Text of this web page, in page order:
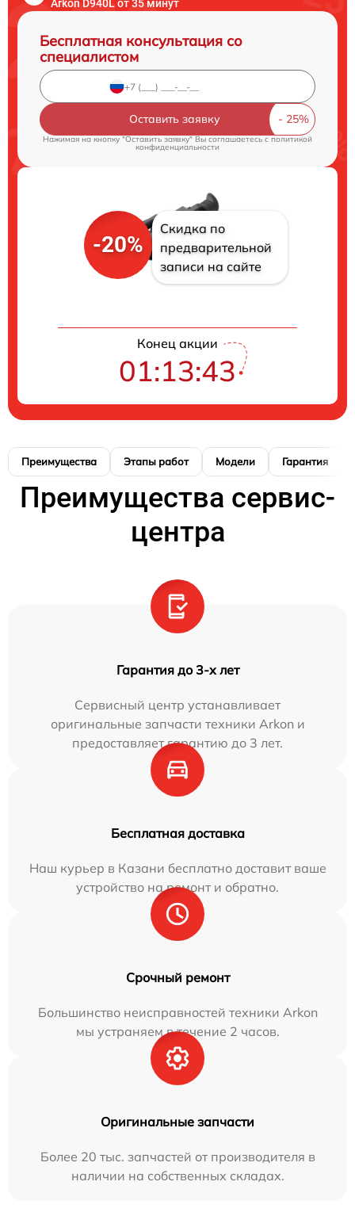
Arkon D940L от 35 минут
Бесплатная консультация со
специалистом
Оставить заявку
Нажимая на кнопку "Оставить заявку" Вы соглашаетесь c политикой
конфиденциальности
-20%
Скидка по
предварительной
записи на сайте
Конец акции
01:13:42
Преимущества Этапы работ Модели Гарантия
Преимущества сервис-
центра
Гарантия до 3-х лет
Сервисный центр устанавливает
оригинальные запчасти техники Arkon и
предоставляет гарантию до 3 лет.
Бесплатная доставка
Наш курьер в Казани бесплатно доставит ваше
устройство на ремонт и обратно.
Срочный ремонт
Большинство неисправностей техники Arkon
мы устраняем в течение 2 часов.
Оригинальные запчасти
Более 20 тыс. запчастей от производителя в
наличии на собственных складах.